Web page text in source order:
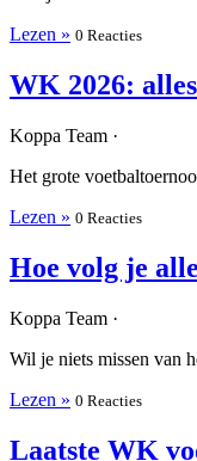
Lezen » 0 Reacties
WK 2026:
Koppa Team ·
Het grote
Lezen » 0 Reacties
Hoe volg je
Koppa Team ·
Wil je niets missen van
Lezen » 0 Reacties
Laatste WK